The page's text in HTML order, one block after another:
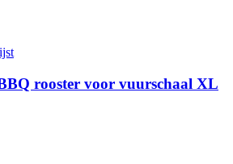
rooster voor vuurschaal XL